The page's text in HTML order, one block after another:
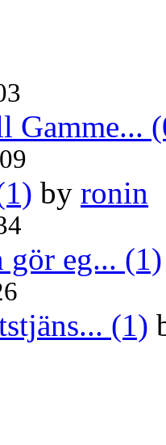
Gamme...
by ronin
gör eg... (1)
(1)